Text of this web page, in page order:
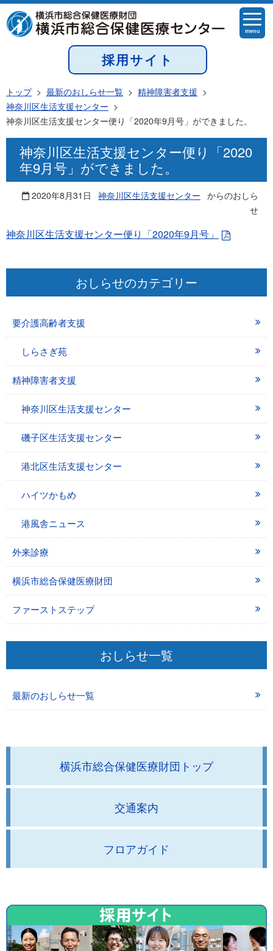
menu
採用サイト
トップ> 最新のおしらせ一覧 > 精神障害者支援 >
神奈川区生活支援センター >
神奈川区生活支援センター便り「2020年9月号」ができました。
神奈川区生活支援センター便り「2020
年9月号」ができました。
2020年8月31日 神奈川区生活支援センター からのおしら
せ
神奈川区生活支援センター便り「2020年9月号」
おしらせのカテゴリー
要介護高齢者支援
しらさぎ苑
精神障害者支援
神奈川区生活支援センター
磯子区生活支援センター
港北区生活支援センター
ハイツかもめ
港風舎ニュース
外来診療
横浜市総合保健医療財団
ファーストステップ
おしらせ一覧
最新のおしらせ一覧
横浜市総合保健医療財団トップ
交通案内
フロアガイド